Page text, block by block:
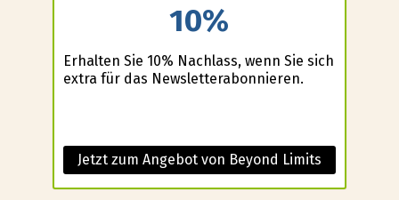
10%
Erhalten Sie 10% Nachlass, wenn Sie sich
extra für das Newsletterabonnieren.
Jetzt zum Angebot von Beyond Limits